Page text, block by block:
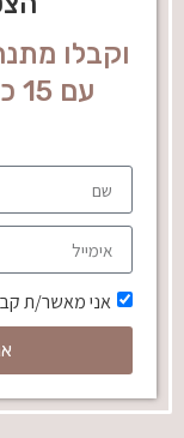
וקבלו
אני מאשר/ת